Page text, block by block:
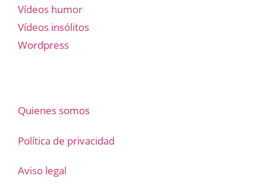
Vídeos humor
Vídeos insólitos
Wordpress
Quienes somos
Política de privacidad
Aviso legal